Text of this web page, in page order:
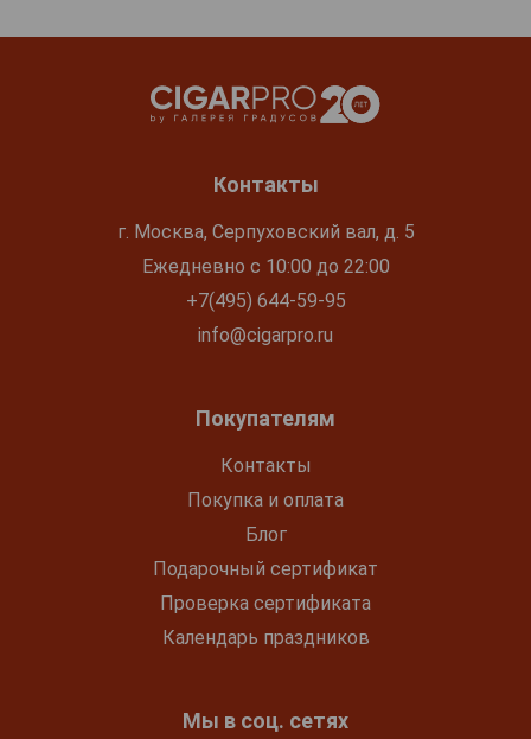
Контакты
г. Москва, Серпуховский вал, д. 5
Ежедневно с 10:00 до 22:00
+7(495) 644-59-95
info@cigarpro.ru
Покупателям
Контакты
Покупка и оплата
Блог
Подарочный сертификат
Проверка сертификата
Календарь праздников
Мы в соц. сетях